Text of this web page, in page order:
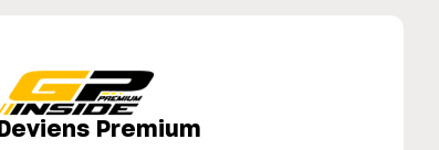
Deviens Premium